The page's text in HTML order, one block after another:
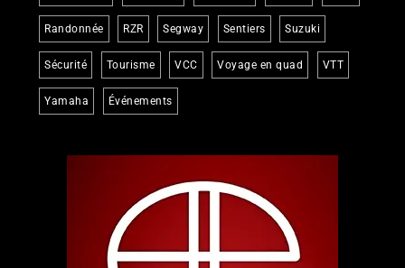
Randonnée RZR Segway Sentiers Suzuki
Sécurité Tourisme VCC Voyage en quad VTT
Yamaha Événements